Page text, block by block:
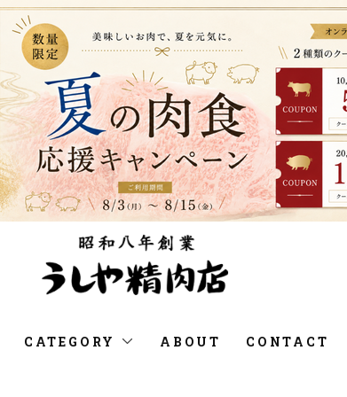
CATEGORY ABOUT CONTACT